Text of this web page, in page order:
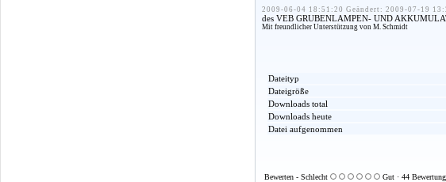
2009-06-04 18:51:20 Geändert: 2009-07-19
des VEB GRUBENLAMPEN- UND
Mit freundlicher Unterstützung von M. Schmidt
Dateityp
Dateigröße
Downloads total
Downloads heute
Datei aufgenommen
Bewerten - Schlecht Gut · 44